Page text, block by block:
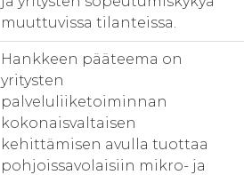
muuttuvissa tilanteissa.
Hankkeen pääteema on
yritysten
palveluliiketoiminnan
kokonaisvaltaisen
kehittämisen avulla tuottaa
pohjoissavolaisiin mikro- ja